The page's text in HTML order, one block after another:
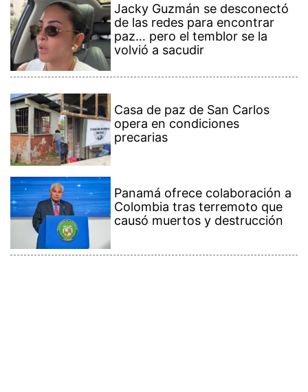
Jacky Guzmán se desconectó
de las redes para encontrar
paz… pero el temblor se la
volvió a sacudir
Casa de paz de San Carlos
opera en condiciones
precarias
Panamá ofrece colaboración a
Colombia tras terremoto que
causó muertos y destrucción